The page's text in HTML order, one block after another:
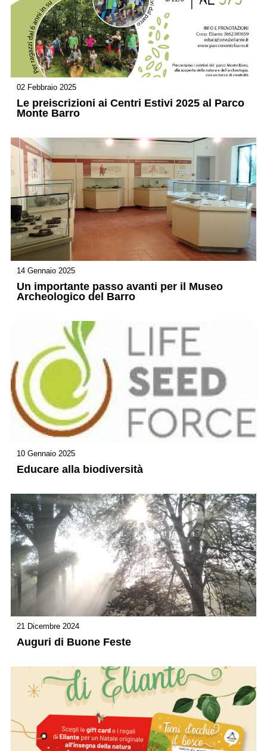
02 Febbraio 2025
Le preiscrizioni ai Centri Estivi 2025 al Parco
Monte Barro
14 Gennaio 2025
Un importante passo avanti per il Museo
Archeologico del Barro
10 Gennaio 2025
Educare alla biodiversità
21 Dicembre 2024
Auguri di Buone Feste